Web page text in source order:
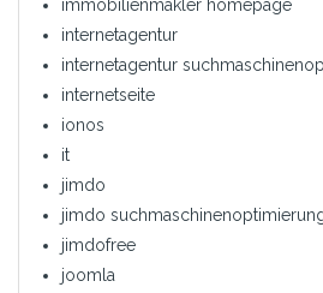
immobilienmakler homepage
internetagentur
internetagentur
internetseite
ionos
it
jimdo
jimdo
jimdofree
joomla